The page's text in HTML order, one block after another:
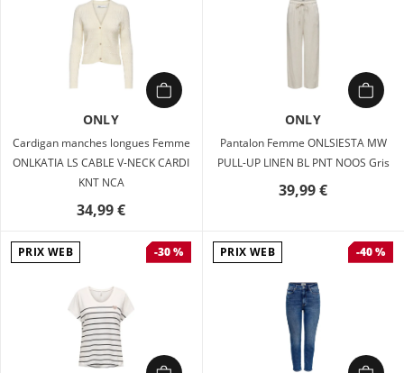
ONLY
Cardigan manches longues Femme
ONLKATIA LS CABLE V-NECK CARDI
KNT NCA
34,99 €
ONLY
Pantalon Femme ONLSIESTA MW
PULL-UP LINEN BL PNT NOOS Gris
39,99 €
PRIX WEB -30 % PRIX WEB -40 %